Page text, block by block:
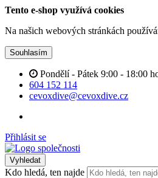
Tento e-shop využívá cookies
Na našich webových stránkách
Souhlasím
Pondělí - Pátek 9:00 - 18:00
604 152 114
cevoxdive@cevoxdive.cz
Přihlásit se
Vyhledat
Kdo hledá, ten najde